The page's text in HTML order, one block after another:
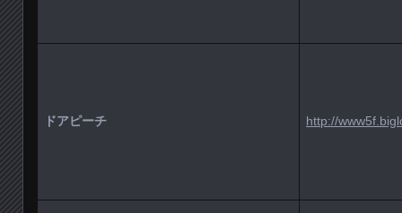
ドアピーチ http://